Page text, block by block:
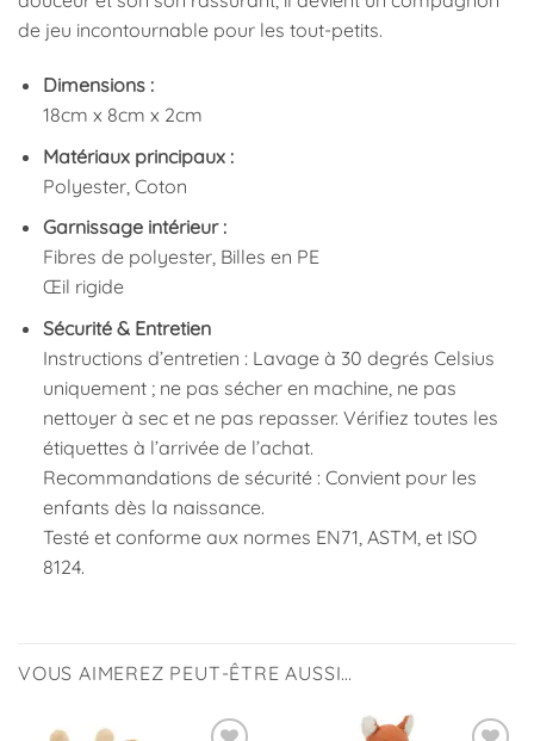
de jeu incontournable pour les tout-petits.
Dimensions :
18cm x 8cm x 2cm
Matériaux principaux :
Polyester, Coton
Garnissage intérieur :
Fibres de polyester, Billes en PE
Œil rigide
Sécurité & Entretien
Instructions d’entretien : Lavage à 30 degrés Celsius
uniquement ; ne pas sécher en machine, ne pas
nettoyer à sec et ne pas repasser. Vérifiez toutes les
étiquettes à l’arrivée de l’achat.
Recommandations de sécurité : Convient pour les
enfants dès la naissance.
Testé et conforme aux normes EN71, ASTM, et ISO
8124.
VOUS AIMEREZ PEUT-ÊTRE AUSSI…